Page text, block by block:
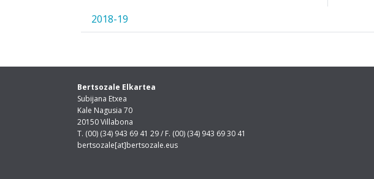
2018-19
Bertsozale Elkartea
Subijana Etxea
Kale Nagusia 70
20150 Villabona
T. (00) (34) 943 69 41 29 / F. (00) (34) 943 69 30 41
bertsozale[at]bertsozale.eus